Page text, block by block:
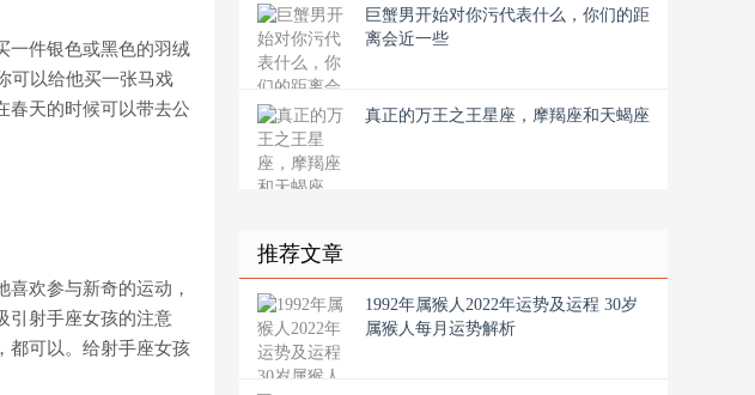
一件银色或黑色的羽绒
可以给他买一张马戏
春天的时候可以带去公
欢参与新奇的运动，
引射手座女孩的注意
都可以。给射手座女孩
巨蟹男开始对你污代表什么，你们的距
离会近一些
真正的万王之王星座，摩羯座和天蝎座
推荐文章
1992年属猴人2022年运势及运程 30岁
属猴人每月运势解析